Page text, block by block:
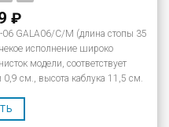
₽
GALA06/C/M (длина стопы 35
исполнение широко
модели, соответствует
см., высота каблука 11,5 см.